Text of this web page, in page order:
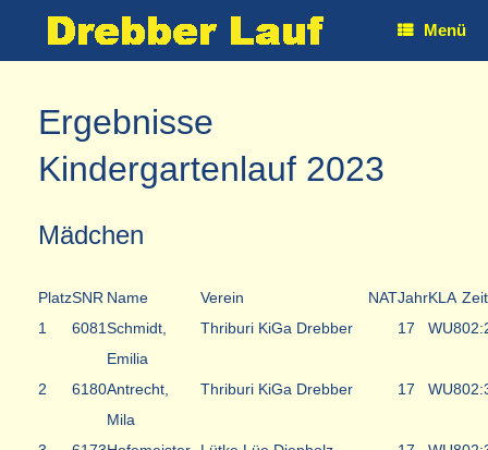
Menü
Ergebnisse
Kindergartenlauf 2023
Mädchen
PlatzSNR Name Verein NATJahrKLA Zeit
1
6081Schmidt,
Emilia
Thriburi KiGa Drebber 17 WU8
2 6180Antrecht,
Mila
Thriburi KiGa Drebber 17 WU8